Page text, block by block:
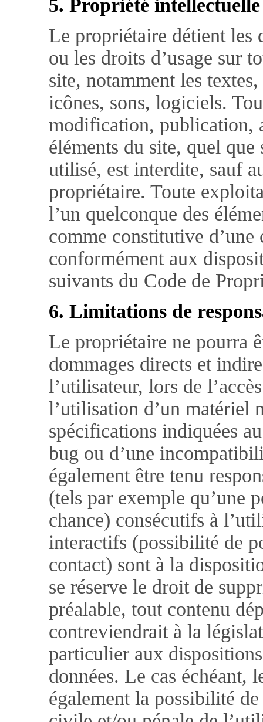
5. Propriété
Le propriétaire détient les
ou les droits d’usage sur
site, notamment les
icônes, sons, logiciels.
modification, publication,
éléments du site, quel
utilisé, est interdite, sauf
propriétaire. Toute
l’un quelconque des
comme constitutive
conformément aux
suivants du Code de
6. Limitations de
Le propriétaire ne pourra
dommages directs et
l’utilisateur, lors de
l’utilisation d’un matériel
spécifications indiquées
bug ou d’une
également être tenu
(tels par exemple qu’une
chance) consécutifs à
interactifs (possibilité de
contact) sont à la
se réserve le droit de
préalable, tout contenu
contreviendrait à la
particulier aux
données. Le cas échéant,
également la possibilité